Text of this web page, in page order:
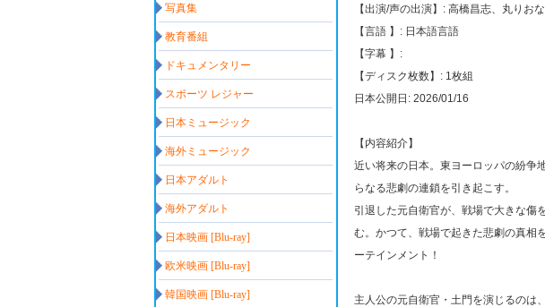
写真集
教育番組
ドキュメンタリー
スポーツ レジャー
日本ミュージック
海外ミュージック
日本アダルト
海外アダルト
日本映画 [Blu-ray]
欧米映画 [Blu-ray]
韓国映画 [Blu-ray]
【出演/声の出演】: 高橋昌志、丸りお
【言語 】: 日本語言語
【字幕 】:
【ディスク枚数】: 1枚組
日本公開日: 2026/01/16
【内容紹介】
近い将来の日本。東ヨーロッパの紛争
らなる悲劇の連鎖を引き起こす。
引退した元自衛官が、戦場で大きな傷
む。かつて、戦場で起きた悲劇の真相
ーテインメント！
主人公の元自衛官・土門を演じるのは